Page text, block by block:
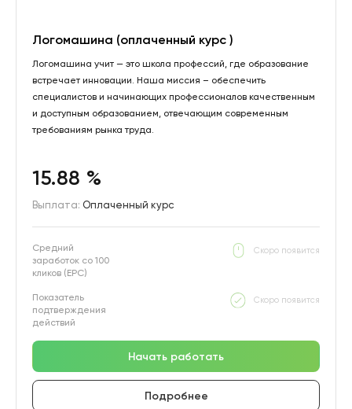
Логомашина (оплаченный курс )
Логомашина учит — это школа профессий, где образование
встречает инновации. Наша миссия – обеспечить
специалистов и начинающих профессионалов качественным
и доступным образованием, отвечающим современным
требованиям рынка труда.
15.88 %
Выплата: Оплаченный курс
Средний
заработок со 100
кликов (EPC)
Скоро появится
Показатель
подтверждения
действий
Скоро появится
Начать работать
Подробнее